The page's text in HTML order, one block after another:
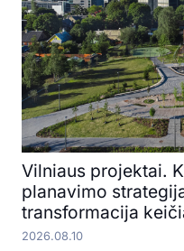
Vilniaus projektai.
planavimo
transformacija
2026.08.10